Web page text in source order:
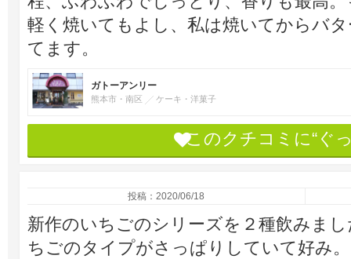
軽く焼いてもよし、私は焼いてからバ
てます。
ガトーアンリー
熊本市・南区 ケーキ・洋菓子
このクチコミに“ぐ
投稿：2020/06/18
新作のいちごのシリーズを２種飲みま
ちごのタイプがさっぱりしていて好み